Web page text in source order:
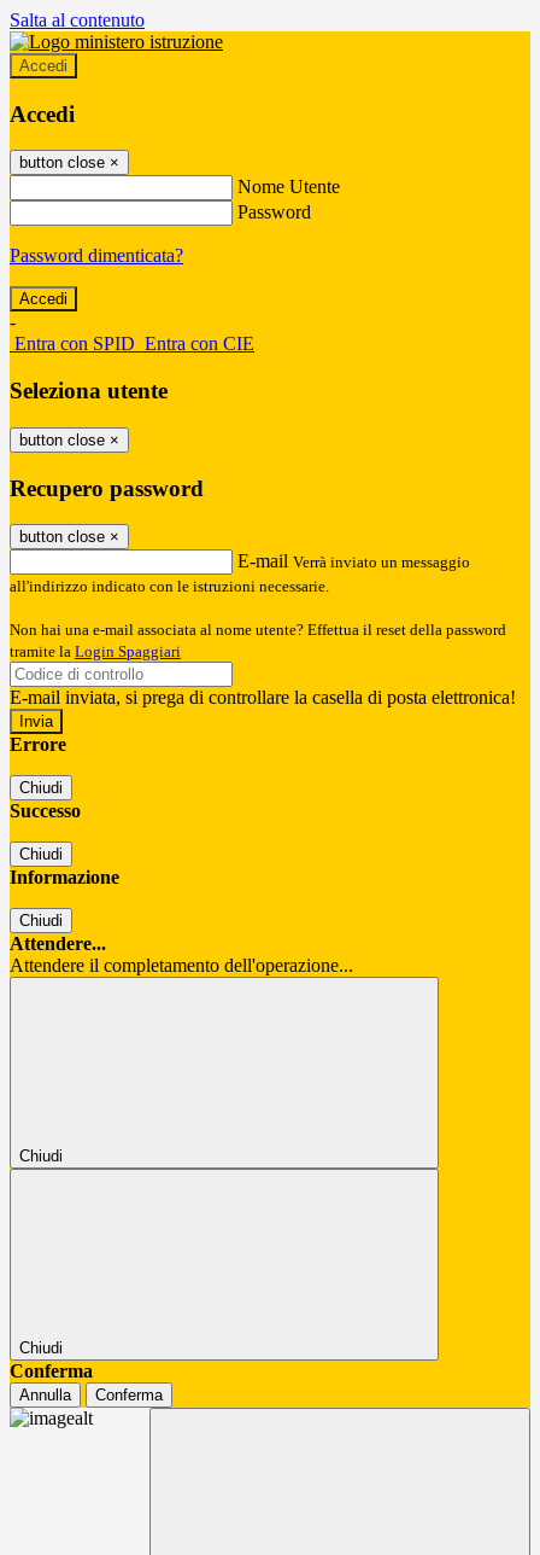
Salta al contenuto
Accedi
Accedi
button close ×
Nome Utente
Password
Password dimenticata?
-
Entra con SPID Entra con CIE
Seleziona utente
button close ×
Recupero password
button close ×
E-mail Verrà inviato un messaggio
all'indirizzo indicato con le istruzioni necessarie.
Non hai una e-mail associata al nome utente? Effettua il reset della password
tramite la Login Spaggiari
E-mail inviata, si prega di controllare la casella di posta elettronica!
Errore
Chiudi
Successo
Chiudi
Informazione
Chiudi
Attendere...
Attendere il completamento dell'operazione...
Chiudi
Chiudi
Conferma
Annulla Conferma